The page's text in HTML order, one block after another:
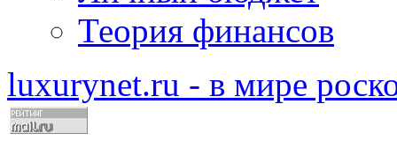
Теория финансов
luxurynet.ru - в мире